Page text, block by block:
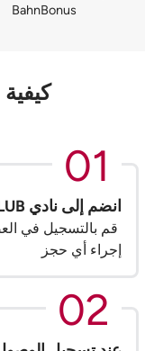
BahnBonus
01
انضم إلى نادي AdvantageCLUB
قم بالتسجيل في
إجراء أي حجز
02